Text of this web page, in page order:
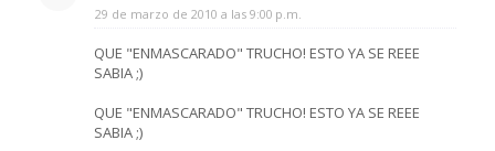
29 de marzo de 2010 a las 9:00 p.m.
QUE "ENMASCARADO" TRUCHO! ESTO YA SE REEE
SABIA ;)
QUE "ENMASCARADO" TRUCHO! ESTO YA SE REEE
SABIA ;)